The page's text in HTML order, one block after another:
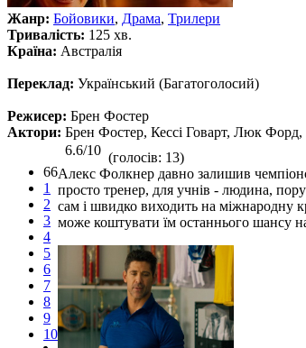
Жанр: Бойовики, Драма, Трилери
Тривалість: 125 хв.
Країна: Австралія
Переклад: Український (Багатоголосий)
Режисер: Брен Фостер
Актори: Брен Фостер, Кессі Говарт, Люк Форд,
66
1
2
3
4
5
6
7
8
9
10
6.6/10 (голосів: 13)
Алекс Фолкнер давно залишив
просто тренер, для учнів - людина,
сам і швидко виходить на міжнародну
може коштувати їм останнього шансу